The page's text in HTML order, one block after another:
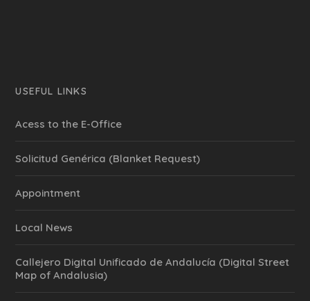
USEFUL LINKS
Acess to the E-Office
Solicitud Genérica (Blanket Request)
Appointment
Local News
Callejero Digital Unificado de Andalucía (Digital Street
Map of Andalusia)